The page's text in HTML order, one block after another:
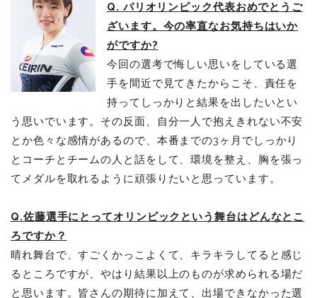
Q. パリオリンピック代表おめでとうご
ざいます。今の率直なお気持ちはいか
がですか?
今回の選考で悔しい思いをしている選
手を間近で見てきたからこそ、責任を
持ってしっかりと結果を出したいとい
う思いでいます。その反面、自分一人で抱えきれない不安
とか色々な感情があるので、本番までの3ヶ月でしっかり
とコーチとチームの人と話をして、環境を整え、胸を張っ
てメダルを取れるように頑張りたいと思っています。
Q.佐藤選手にとってオリンピックという舞台はどんなとこ
ろですか？
晴れ舞台で、すごくかっこよくて、キラキラしてると感じ
るところですが、やはり結果以上のものが求められる場だ
と思います。皆さんの期待に加えて、出場できなかった選